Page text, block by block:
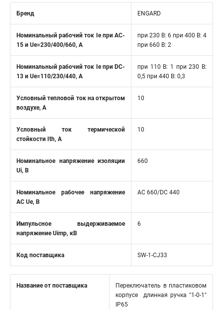
Бренд ENGARD
Номинальный рабочий ток Ie при AC-
15 и Ue=230/400/660, A
при 230 В: 6 при 400 В: 4
при 660 В: 2
Номинальный рабочий ток Ie при DC-
13 и Ue=110/230/440, A
при 110 В: 1 при 230 В:
0,5 при 440 В: 0,3
Условный тепловой ток на открытом
воздухе, А
10
Условный ток термической
стойкости Ith, А
10
Номинальное напряжение изоляции
Ui, В
660
Номинальное рабочее напряжение
AC Ue, В
AC 660/DC 440
Импульсное выдерживаемое
напряжение Uimp, кВ
6
Код поставщика SW-1-CJ33
Название от поставщика
Переключатель в пластиковом
корпусе длинная ручка "1-0-1"
IP65